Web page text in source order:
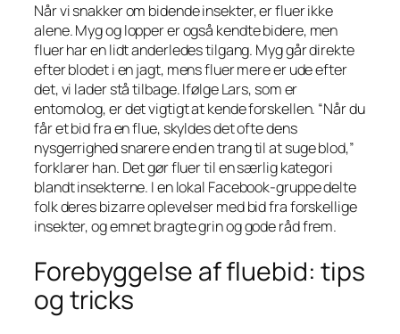
Når vi snakker om bidende insekter, er fluer ikke
alene. Myg og lopper er også kendte bidere, men
fluer har en lidt anderledes tilgang. Myg går direkte
efter blodet i en jagt, mens fluer mere er ude efter
det, vi lader stå tilbage. Ifølge Lars, som er
entomolog, er det vigtigt at kende forskellen. “Når du
får et bid fra en flue, skyldes det ofte dens
nysgerrighed snarere end en trang til at suge blod,”
forklarer han. Det gør fluer til en særlig kategori
blandt insekterne. I en lokal Facebook-gruppe delte
folk deres bizarre oplevelser med bid fra forskellige
insekter, og emnet bragte grin og gode råd frem.
Forebyggelse af fluebid: tips
og tricks